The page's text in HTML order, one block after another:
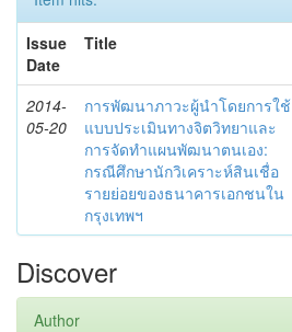
Issue
Date
Title
2014-
05-20
การพัฒนาภาวะผู้นำโดยการใช้
แบบประเมินทางจิตวิทยาและ
การจัดทำแผนพัฒนาตนเอง:
กรณีศึกษานักวิเคราะห์สินเชื่อ
รายย่อยของธนาคารเอกชนใน
กรุงเทพฯ
Discover
Author